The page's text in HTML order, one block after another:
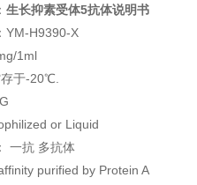
生长抑素受体5抗体说明书
YM-H9390-X
1ml
于-20℃.
or Liquid
一抗 多抗体
purified by Protein A